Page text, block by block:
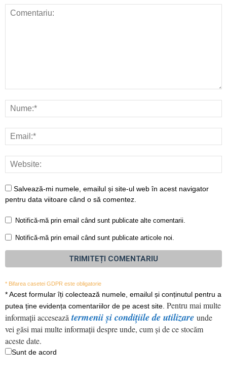
Salvează-mi numele, emailul și site-ul web în acest navigator
pentru data viitoare când o să comentez.
Notifică-mă prin email când sunt publicate alte comentarii.
Notifică-mă prin email când sunt publicate articole noi.
* Bifarea casetei GDPR este obligatorie
*Acest formular îți colectează numele, emailul și conținutul pentru a
putea ține evidența comentariilor de pe acest site. Pentru mai multe
informații acceseazătermenii și condițiile de utilizare unde
vei găsi mai multe informații despre unde, cum și de ce stocăm
aceste date.
Sunt de acord